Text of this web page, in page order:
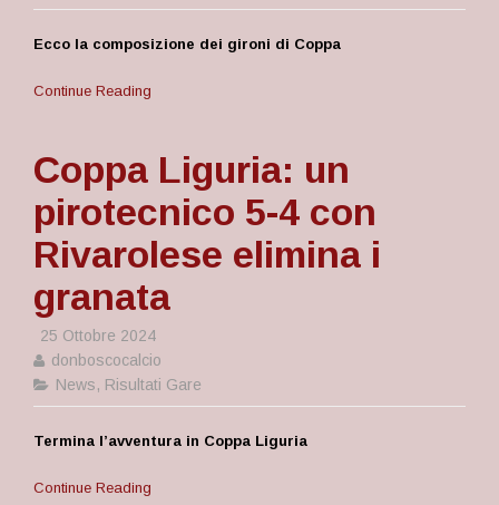
Ecco la composizione dei gironi di Coppa
Continue Reading
Coppa Liguria: un
pirotecnico 5-4 con
Rivarolese elimina i
granata
25 Ottobre 2024
donboscocalcio
News, Risultati Gare
Termina l’avventura in Coppa Liguria
Continue Reading